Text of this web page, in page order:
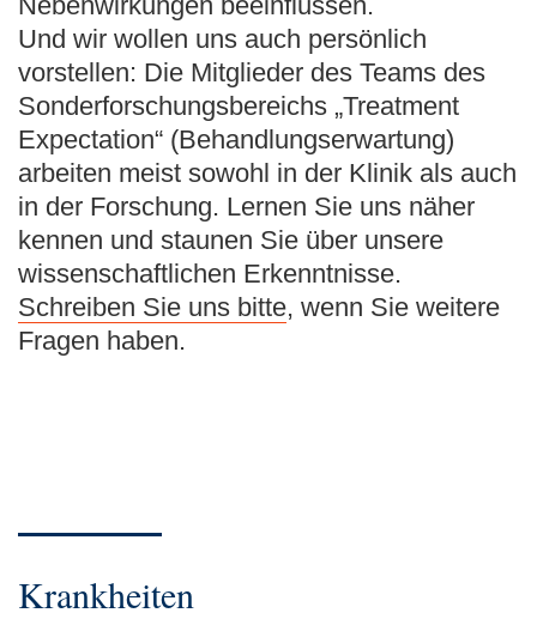
Und wir wollen uns auch persönlich
vorstellen: Die Mitglieder des Teams des
Sonderforschungsbereichs „Treatment
Expectation“ (Behandlungserwartung)
arbeiten meist sowohl in der Klinik als auch
in der Forschung. Lernen Sie uns näher
kennen und staunen Sie über unsere
wissenschaftlichen Erkenntnisse.
Schreiben Sie uns bitte, wenn Sie weitere
Fragen haben.
Krankheiten